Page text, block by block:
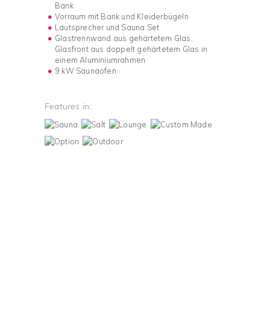
Bank
Vorraum mit Bank und Kleiderbügeln
Lautsprecher und Sauna Set
Glastrennwand aus gehärtetem Glas,
Glasfront aus doppelt gehärtetem Glas in
einem Aluminiumrahmen
9 kW Saunaofen
Features in: